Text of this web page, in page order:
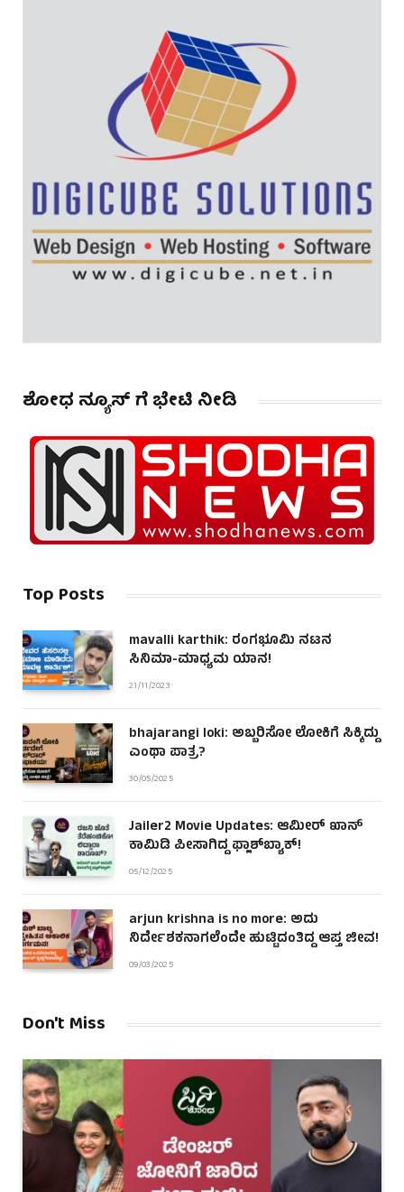
ಶೋಧ ನ್ಯೂಸ್ ಗೆ ಭೇಟಿ ನೀಡಿ
Top Posts
mavalli karthik: ರಂಗಭೂಮಿ ನಟನ
ಸಿನಿಮಾ-ಮಾಧ್ಯಮ ಯಾನ!
21/11/2023
bhajarangi loki: ಅಬ್ಬರಿಸೋ ಲೋಕಿಗೆ ಸಿಕ್ಕಿದ್ದು
ಎಂಥಾ ಪಾತ್ರ?
30/05/2025
Jailer2 Movie Updates: ಆಮೀರ್ ಖಾನ್
ಕಾಮಿಡಿ ಪೀಸಾಗಿದ್ದ ಫ್ಲಾಶ್‌ಬ್ಯಾಕ್!
05/12/2025
arjun krishna is no more: ಅದು
ನಿರ್ದೇಶಕನಾಗಲೆಂದೇ ಹುಟ್ಟಿದಂತಿದ್ದ ಆಪ್ತ ಜೀವ!
09/03/2025
Don't Miss